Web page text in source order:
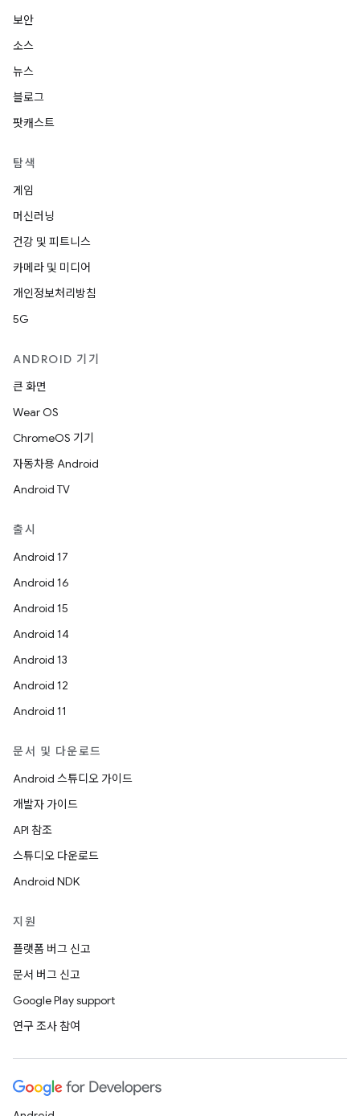
보안
소스
뉴스
블로그
팟캐스트
탐색
게임
머신러닝
건강 및 피트니스
카메라 및 미디어
개인정보처리방침
5G
ANDROID 기기
큰 화면
Wear OS
ChromeOS 기기
자동차용 Android
Android TV
출시
Android 17
Android 16
Android 15
Android 14
Android 13
Android 12
Android 11
문서 및 다운로드
Android 스튜디오 가이드
개발자 가이드
API 참조
스튜디오 다운로드
Android NDK
지원
플랫폼 버그 신고
문서 버그 신고
Google Play support
연구 조사 참여